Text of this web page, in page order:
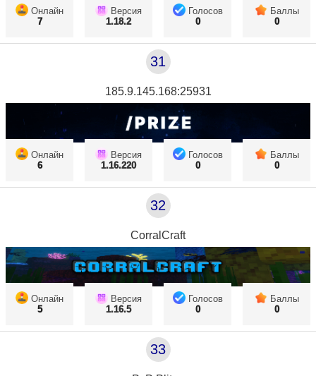
Онлайн
7
Версия
1.18.2
Голосов
0
Баллы
0
31
185.9.145.168:25931
Онлайн
6
Версия
1.16.220
Голосов
0
Баллы
0
32
CorralCraft
Онлайн
5
Версия
1.16.5
Голосов
0
Баллы
0
33